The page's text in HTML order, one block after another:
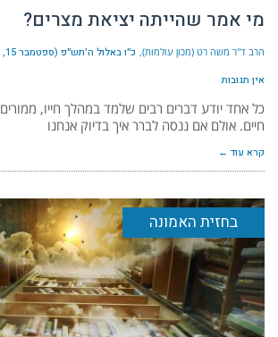
מי אמר שהייתה יציאת מצרים?
הרב ד"ר משה רט (מכון עולמות) כ״ו באלול ה׳תש״פ (ספטמבר 15, 2020)
אין תגובות
כל אחד יודע דברים רבים שלמד במהלך חייו,
חיים. אולם אם ננסה לברר איך בדיוק אנחנו
קרא עוד ←
בחזית האמונה